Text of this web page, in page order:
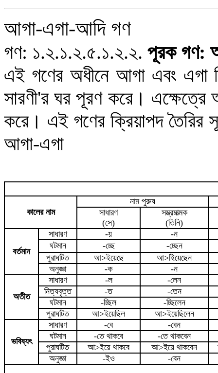
আগা-এগা-আদি গণ
গণ: ১.২.১.২.৫.১.২.২. পূরক গণ:
এই গণের অধীনে আগা এবং এগা
সারণী'র ঘর পূরণ করে। এক্ষেত্রে
করে। এই গণের ক্রিয়াপদ তৈরির
আগা-এগা
কালের নাম
নাম পুরুষ
সাধারণ
(সে)
সম্ভ্রমাত্মক
(তিনি)
বর্তমান
সাধারণ -য়
-ন
ঘটমান
-চ্ছে
-চ্ছেন
পুরাঘটিত
আ>ইয়েছে আ>ইিয়েছেন
অনুজ্ঞা
-ক -ন
অতীত
সাধারণ -ল
-লেন
নিত্যবৃত্ত
-ত
-তেন
ঘটমান
-চ্ছিল
-চ্ছিলেন
পুরাঘটিত
আ>ইয়েছিল আ>ইয়েছিলেন
ভবিষ্যৎ
সাধারণ -বে
-বেন
ঘটমান
-তে থাকবে
-তে থাকবেন
পুরাঘটিত
আ>ইয়ে থাকবে আ>ইয়ে থাকবেন
অনুজ্ঞা
-ইও -বেন